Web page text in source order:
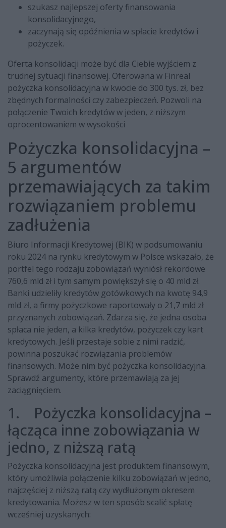
szukasz najlepszej oferty finansowania
konsolidacyjnego,
zaczynają się opóźnienia w spłacie kredytów i
pożyczek.
Oferta konsolidacji może być dla Ciebie wyjściem z
trudnej sytuacji finansowej. Oferowana w Finreal
pożyczka konsolidacyjna w kwocie do 300 tys. zł, bez
zbędnych formalności czy zabezpieczeń. Pozwoli na
połączenie Twoich kredytów w jeden, z niższym
oprocentowaniem w wysokości
Pożyczka konsolidacyjna –
5 argumentów
przemawiających za takim
rozwiązaniem problemu
zadłużenia
Biuro Informacji Kredytowej (BIK) w podsumowaniu
roku 2024 na rynku kredytowym w Polsce wskazało, że
portfel tego rodzaju zobowiązań wyniósł rekordowe
760,6 mld zł i tym samym powiększył się o 40 mld zł.
Banki udzieliły kredytów gotówkowych na kwotę 94,9
mld zł, a firmy pożyczkowe raportowały o 21,7 mld zł
przyznanych zobowiązań. Zdarza się, że jedna osoba
spłaca nie jeden, a kilka kredytów, pożyczek czy kart
kredytowych. Jeśli przestaje sobie z nimi radzić,
powinna poszukać rozwiązania problemów
finansowych. Może nim być pożyczka konsolidacyjna.
Sprawdź argumenty, które przemawiają za jej
zaciągnięciem.
1. Pożyczka konsolidacyjna –
łącząca inne zobowiązania w
jedno, z niższą ratą
Pożyczka konsolidacyjna jest produktem finansowym,
który umożliwia połączenie kilku zobowiązań w jedno,
najczęściej z niższą ratą czy wydłużonym okresem
kredytowania. Możesz w ten sposób scalić spłatę
wcześniej uzyskanych: